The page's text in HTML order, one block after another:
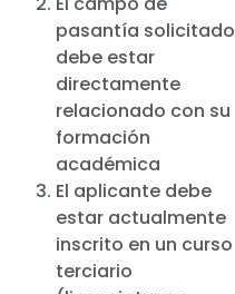
pasantía solicitado
debe estar
directamente
relacionado con su
formación
académica
El aplicante debe
estar actualmente
inscrito en un curso
terciario